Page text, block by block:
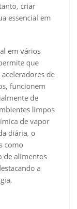
criar
essencial em
em vários
que
de
funcionem
de
limpos
de vapor
diária, o
como
de alimentos
a